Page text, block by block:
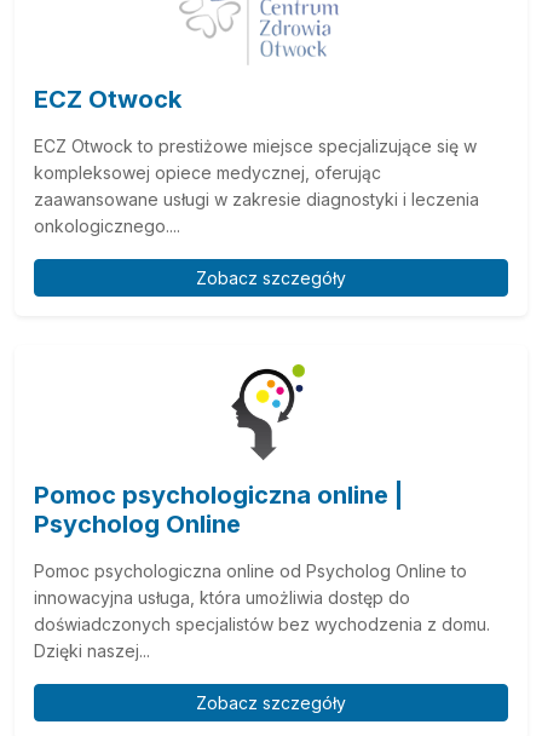
ECZ Otwock
ECZ Otwock to prestiżowe miejsce specjalizujące się w
kompleksowej opiece medycznej, oferując
zaawansowane usługi w zakresie diagnostyki i leczenia
onkologicznego....
Zobacz szczegóły
Pomoc psychologiczna online |
Psycholog Online
Pomoc psychologiczna online od Psycholog Online to
innowacyjna usługa, która umożliwia dostęp do
doświadczonych specjalistów bez wychodzenia z domu.
Dzięki naszej...
Zobacz szczegóły